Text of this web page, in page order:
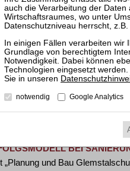
ALS
sich auf Übernahme der
FÜR
der 3. Start- und Landebahn
BEI
und Bau
notwendig Google Analytics